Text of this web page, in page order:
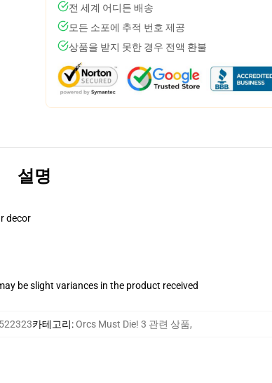
전 세계 어디든 배송
모든 소포에 추적 번호 제공
상품을 받지 못한 경우 전액 환불
설명
decor
be slight variances in the product received
카테고리:Orcs Must Die! 3 관련 상품,